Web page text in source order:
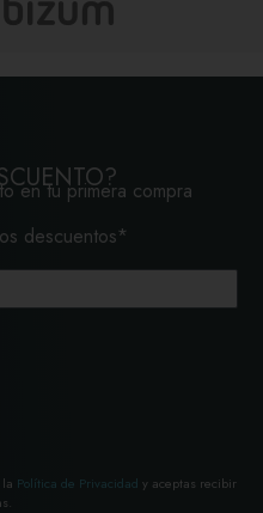
en tu primera compra
descuentos*
Política de Privacidad y aceptas recibir